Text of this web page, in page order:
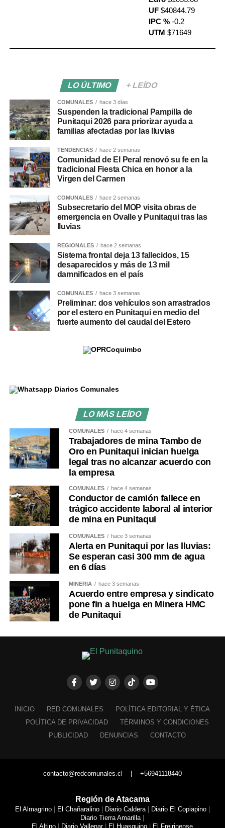
UF$40844.79
IPC %-0.2
UTM $71649
LO ÚLTIMO + LEÍDO
COMUNALES hace 3 días
Suspenden la tradicional Pampilla de
Punitaqui 2026 para priorizar ayuda a
familias afectadas por las lluvias
TENDENCIAS hace 2 semanas
Comunidad de El Peral renovó su fe en la
tradicional Fiesta Chica en honor a la
Virgen del Carmen
COMUNALES hace 2 semanas
Subsecretario del MOP visita obras de
emergencia en Ovalle y Punitaqui tras las
lluvias
REGIONALES hace 2 semanas
Sistema frontal deja 13 fallecidos, 15
desaparecidos y más de 13 mil
damnificados en el país
COMUNALES hace 3 semanas
Preliminar: dos vehículos son arrastrados
por el estero en Punitaqui en medio del
fuerte aumento del caudal del Estero
LO MÁS LEÍDO
COMUNALES hace 4 semanas
Trabajadores de mina Tambo de
Oro en Punitaqui inician huelga
legal tras no alcanzar acuerdo con
la empresa
COMUNALES hace 4 semanas
Conductor de camión fallece en
trágico accidente laboral al interior
de mina en Punitaqui
COMUNALES hace 3 semanas
Alerta en Punitaqui por las lluvias:
Se esperan casi 300 mm de agua
en 6 días
MINERÍA hace 3 semanas
Acuerdo entre empresa y sindicato
pone fin a huelga en Minera HMC
de Punitaqui
INICIO RED COMUNALES
POLÍTICA EDITORIAL Y ÉTICA
POLÍTICA DE PRIVACIDAD
TÉRMINOS Y CONDICIONES
PUBLICIDAD
DENUNCIAS CONTACTO
contacto@redcomunales.cl | +56941118440
Región de Atacama
El Almagrino| El Chañaralino| Diario Caldera| Diario El Copiapino|
Diario Tierra Amarilla
El Altino
Diario Vallenar| El Huasquino El Freirinense